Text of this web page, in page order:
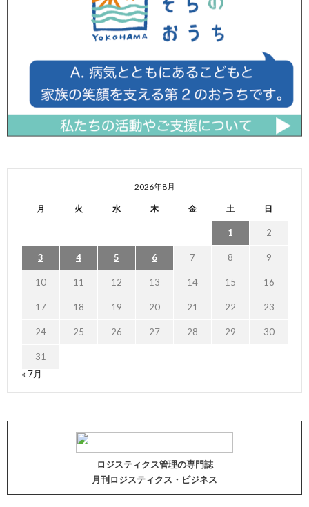
2026年8月
月 火 水 木 金 土 日
1 2
3 4 5 6 7 8 9
10 11 12 13 14 15 16
17 18 19 20 21 22 23
24 25 26 27 28 29 30
31
« 7月
ロジスティクス管理の専門誌
月刊ロジスティクス・ビジネス